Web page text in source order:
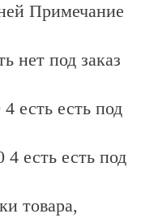
Примечание
нет под заказ
есть есть под
есть есть под
товара,